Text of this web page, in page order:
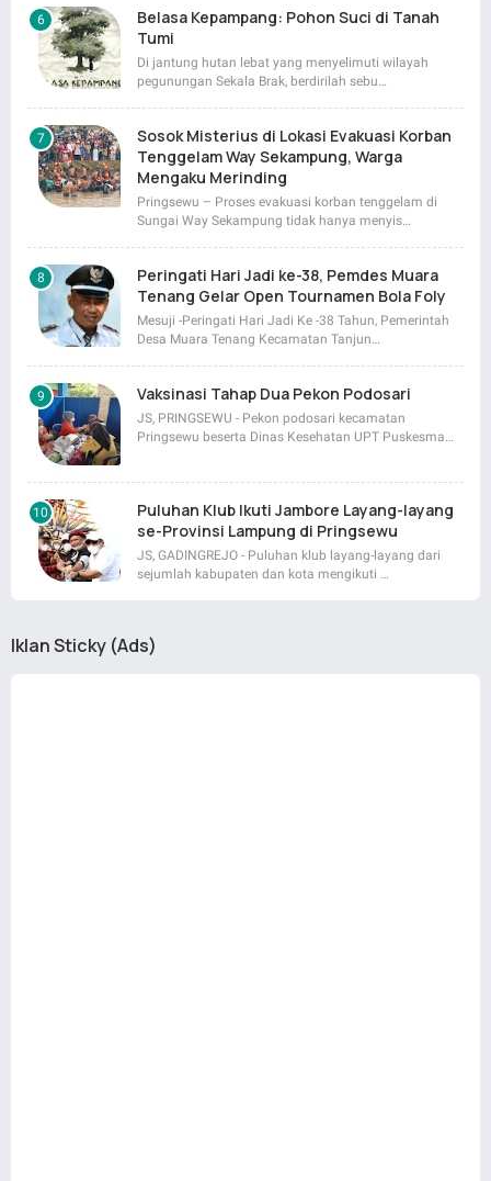
Belasa Kepampang: Pohon Suci di Tanah
Tumi
Di jantung hutan lebat yang menyelimuti wilayah
pegunungan Sekala Brak, berdirilah sebu…
Sosok Misterius di Lokasi Evakuasi Korban
Tenggelam Way Sekampung, Warga
Mengaku Merinding
Pringsewu – Proses evakuasi korban tenggelam di
Sungai Way Sekampung tidak hanya menyis…
Peringati Hari Jadi ke-38, Pemdes Muara
Tenang Gelar Open Tournamen Bola Foly
Mesuji -Peringati Hari Jadi Ke -38 Tahun, Pemerintah
Desa Muara Tenang Kecamatan Tanjun…
Vaksinasi Tahap Dua Pekon Podosari
JS, PRINGSEWU - Pekon podosari kecamatan
Pringsewu beserta Dinas Kesehatan UPT Puskesma…
Puluhan Klub Ikuti Jambore Layang-layang
se-Provinsi Lampung di Pringsewu
JS, GADINGREJO - Puluhan klub layang-layang dari
sejumlah kabupaten dan kota mengikuti …
Iklan Sticky (Ads)